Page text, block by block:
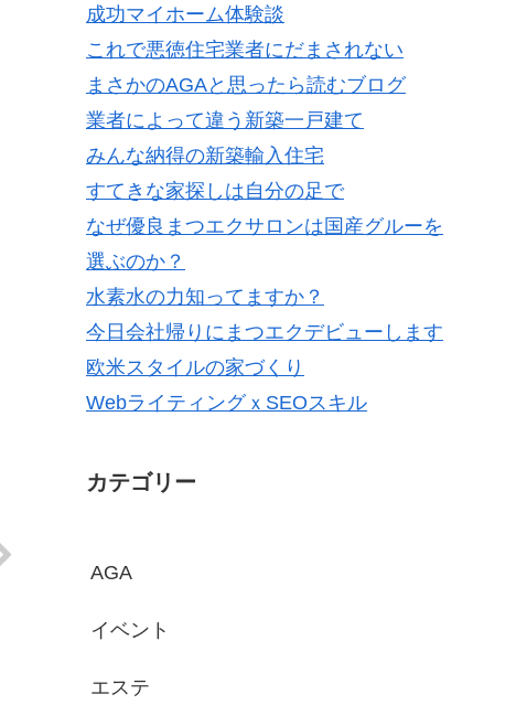
成功マイホーム体験談
これで悪徳住宅業者にだまされない
まさかのAGAと思ったら読むブログ
業者によって違う新築一戸建て
みんな納得の新築輸入住宅
すてきな家探しは自分の足で
なぜ優良まつエクサロンは国産グルーを
選ぶのか？
水素水の力知ってますか？
今日会社帰りにまつエクデビューします
欧米スタイルの家づくり
WebライティングｘSEOスキル
カテゴリー
AGA
イベント
エステ